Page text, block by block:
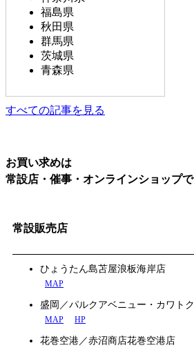
福島県
秋田県
群馬県
茨城県
青森県
すべての記事を見る
お買い求めは
常設店・催事・オンラインショップで
常設販売店
ひょうたん島苫屋浪板海岸店
MAP
盛岡／パルクアベニュー・カワトク
MAP HP
花巻空港／赤沼商店花巻空港店